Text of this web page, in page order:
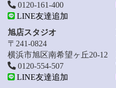
0120-161-400
LINE友達追加
旭店スタジオ
〒241-0824
横浜市旭区南希望ヶ丘20-12
0120-554-507
LINE友達追加